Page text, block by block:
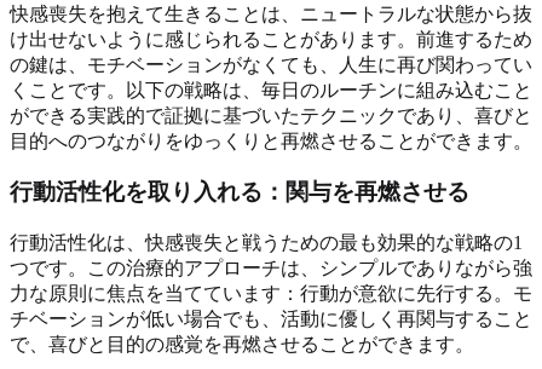
快感喪失を抱えて生きることは、ニュートラルな状態から抜
け出せないように感じられることがあります。前進するため
の鍵は、モチベーションがなくても、人生に再び関わってい
くことです。以下の戦略は、毎日のルーチンに組み込むこと
ができる実践的で証拠に基づいたテクニックであり、喜びと
目的へのつながりをゆっくりと再燃させることができます。
行動活性化を取り入れる：関与を再燃させる
行動活性化は、快感喪失と戦うための最も効果的な戦略の1
つです。この治療的アプローチは、シンプルでありながら強
力な原則に焦点を当てています：行動が意欲に先行する。モ
チベーションが低い場合でも、活動に優しく再関与すること
で、喜びと目的の感覚を再燃させることができます。